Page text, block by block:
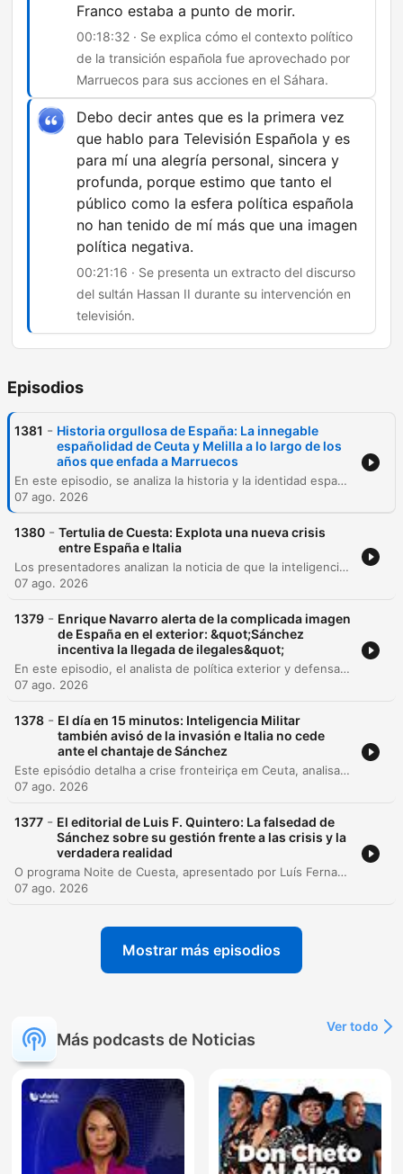
Franco estaba a punto de morir.
00:18:32 · Se explica cómo el contexto político
de la transición española fue aprovechado por
Marruecos para sus acciones en el Sáhara.
Debo decir antes que es la primera vez
que hablo para Televisión Española y es
para mí una alegría personal, sincera y
profunda, porque estimo que tanto el
público como la esfera política española
no han tenido de mí más que una imagen
política negativa.
00:21:16 · Se presenta un extracto del discurso
del sultán Hassan II durante su intervención en
televisión.
Episodios
1381 - Historia orgullosa de España: La innegable
españolidad de Ceuta y Melilla a lo largo de los
años que enfada a Marruecos
En este episodio, se analiza la historia y la identidad española de Ceuta y Melilla frente a las reclamaciones de Marruecos. Se repasa su pasado desde la conexión con Roma y Portugal hasta su integración en la corona de Castilla. Asimismo, se detallan las pretensiones sobre estas ciudades, desde los asedios del siglo XVII hasta la reclamación ante la ONU en 1975, abordando también el impacto de la Marcha Verde en el Sáhara español.
07 ago. 2026
1380 - Tertulia de Cuesta: Explota una nueva crisis
entre España e Italia
Los presentadores analizan la noticia de que la inteligencia militar advirtió al gobierno sobre un posible asalto a Ceuta días antes de su ocurrencia, criticando la supuesta inacción y negligencia política ante las alertas. Asimismo, se debate la crisis migratoria en las fronteras españolas y el conflicto diplomático con Italia, señalando una gestión que prioriza el relato político sobre la seguridad nacional. El episodio también aborda la debilidad de la imagen internacional de España tras los incidentes fronterizos y concluye con una sección dedicada a la salud cardiovascular y el control del colesterol.
07 ago. 2026
1379 - Enrique Navarro alerta de la complicada imagen
de España en el exterior: &quot;Sánchez
incentiva la llegada de ilegales&quot;
En este episodio, el analista de política exterior y defensa Enrique Navarro analiza la crisis fronteriza en Ceuta y la gestión gubernamental del asunto. La conversación aborda la percepción internacional de España ante los recientes incidentes migratorios, evaluando si las políticas actuales actúan como un incentivo para la entrada ilegal y cómo esto afecta la fiabilidad del país como socio europeo. El debate se extiende hacia la geopolítica global, comparando la situación española con la frontera entre Estados Unidos y México, y analizando la postura de figuras como Donald Trump respecto a la soberanía de las fronteras y los intereses estratégicos con Marruecos.
07 ago. 2026
1378 - El día en 15 minutos: Inteligencia Militar
también avisó de la invasión e Italia no cede
ante el chantaje de Sánchez
Este episódio detalha a crise fronteiriça em Ceuta, analisando o conflito diplomático entre Espanha e Itália, as críticas do Departamento de Estado dos EUA à gestão espanhola e as controvérsias sobre avisos prévios de inteligência militar. O programa explora também a resistência das comunidades autónomas ao reparto de menores e a situação humanitária na região. Além da crise em Ceuta, o episódio aborda a agenda governamental, a incerteza sobre uma visita do Rei à cidade e escândalos de corrupção envolvendo o PSOE. São discutidas ainda investigações sobre vazamentos de informações, conflitos políticos com Isabel Díaz Ayuso e um resumo das principais notícias nacionais e internacionais.
07 ago. 2026
1377 - El editorial de Luis F. Quintero: La falsedad de
Sánchez sobre su gestión frente a las crisis y la
verdadera realidad
O programa Noite de Cuesta, apresentado por Luís Fernando Quintero, realiza uma análise crítica da gestão do governo de Pedro Sánchez na Espanha. O episódio aborda a crise migratória em Ceuta, questionando a soberania nacional e a eficácia das respostas governamentais diante da entrada massiva de pessoas nas fronteiras. A discussão expande-se para temas como a segurança energética, o impacto de políticas econômicas no setor imobiliário e industrial, e a manutenção de infraestruturas ferroviárias. O apresentador critica a política externa espanhola, as mudanças institucionais e o que descreve como um enfraquecimento do Estado de Direito e da autonomia das instituições democráticas.
07 ago. 2026
Mostrar más episodios
Más podcasts de Noticias
Ver todo